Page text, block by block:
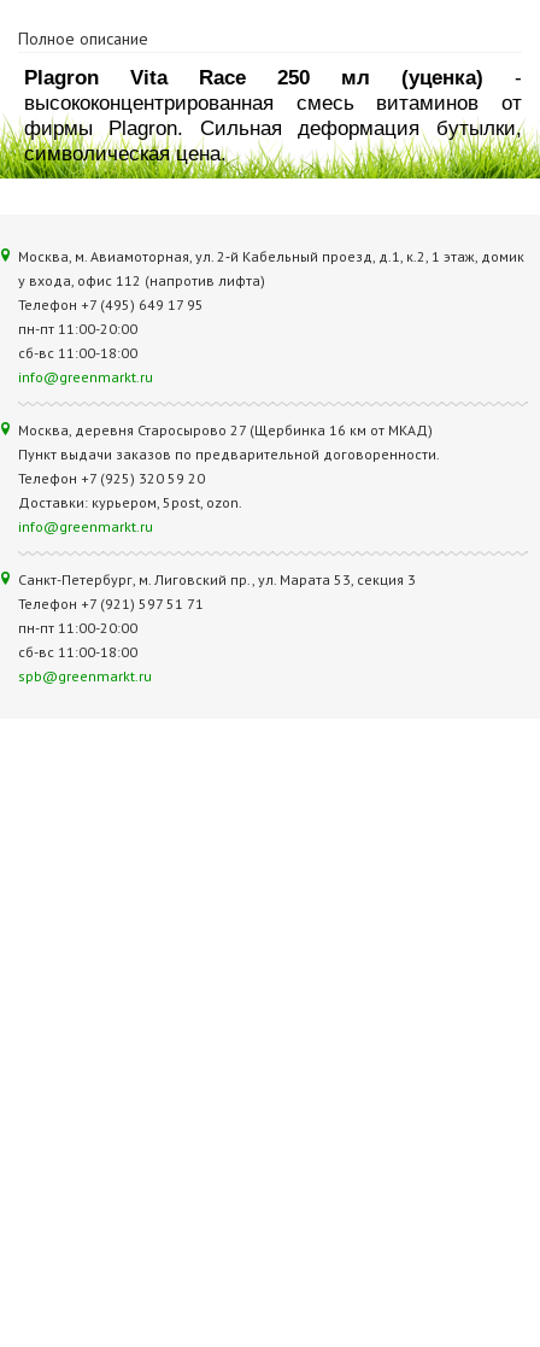
Полное описание
Plagron Vita Race 250 мл (уценка) -
высококонцентрированная смесь витаминов от
фирмы Plagron. Сильная деформация бутылки,
символическая цена.
Москва, м. Авиамоторная, ул. 2‑й Кабельный проезд, д.1, к.2, 1 этаж, домик
у входа, офис 112 (напротив лифта)
Телефон +7 (495) 649 17 95
пн-пт 11:00-20:00
сб-вс 11:00-18:00
info@greenmarkt.ru
Москва, деревня Старосырово 27 (Щербинка 16 км от МКАД)
Пункт выдачи заказов по предварительной договоренности.
Телефон +7 (925) 320 59 20
Доставки: курьером, 5post, ozon.
info@greenmarkt.ru
Санкт-Петербург, м. Лиговский пр., ул. Марата 53, секция 3
Телефон +7 (921) 597 51 71
пн-пт 11:00-20:00
сб-вс 11:00-18:00
spb@greenmarkt.ru